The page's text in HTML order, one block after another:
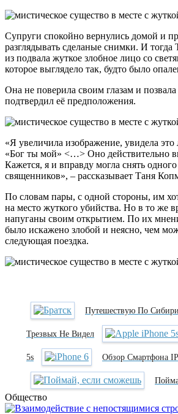
Супруги спокойно вернулись домой и
разглядывать сделаные снимки. И тогда
из подвала жуткое злобное лицо со
которое выглядело так, будто было
Она не поверила своим глазам и
подтвердил её предположения.
«Я увеличила изображение, увидела
«Бог ты мой» <…> Оно действительно
Кажется, я и вправду могла снять
священников», – рассказывает Таня
По словам пары, с одной стороны, им
на место жуткого убийства. Но в то же
напуганы своим открытием. По их
было искажено злобой и неясно, чем
следующая поездка.
Путешествую По
Трезвых Не Видел
5s Обзор Смартфона
Общество